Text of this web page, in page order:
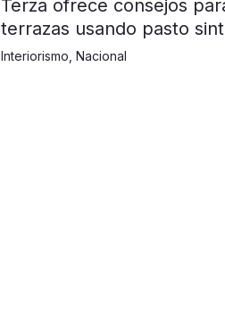
Terza ofrece consejos
terrazas usando pasto
Interiorismo, Nacional